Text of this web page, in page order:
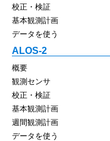
校正・検証
基本観測計画
データを使う
ALOS-2
概要
観測センサ
校正・検証
基本観測計画
週間観測計画
データを使う